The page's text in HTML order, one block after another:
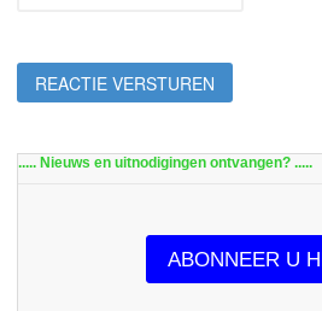
..... Nieuws en uitnodigingen ontvangen? .....
ABONNEER U